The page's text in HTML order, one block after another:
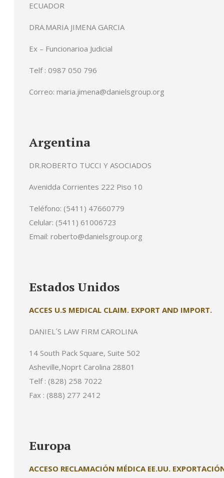
ECUADOR
DRA.MARIA JIMENA GARCIA
Ex – Funcionarioa Judicial
Telf : 0987 050 796
Correo: maria.jimena@danielsgroup.org
Argentina
DR.ROBERTO TUCCI Y ASOCIADOS
Avenidda Corrientes 222 Piso 10
Teléfono: (5411) 47660779
Celular: (5411) 61006723
Email: roberto@danielsgroup.org
Estados Unidos
ACCES U.S MEDICAL CLAIM. EXPORT AND IMPORT.
DANIEL´S LAW FIRM CAROLINA
14 South Pack Square, Suite 502
Asheville,Noprt Carolina 28801
Telf : (828) 258 7022
Fax : (888) 277 2412
Europa
ACCESO RECLAMACIÓN MÉDICA EE.UU.